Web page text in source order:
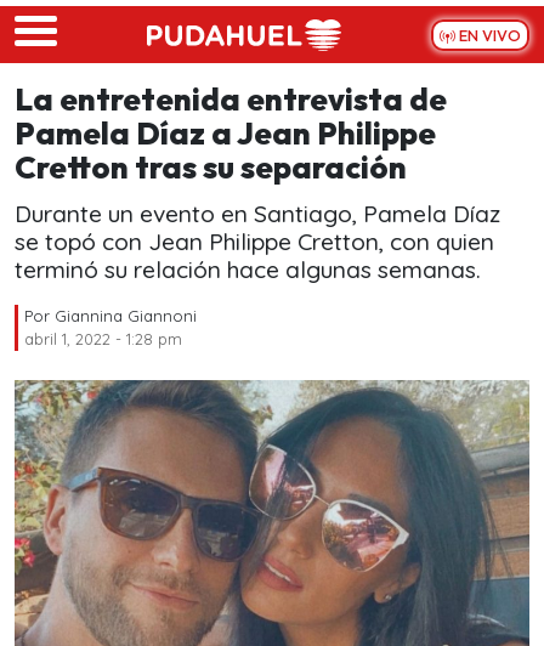
Skip to main content
EN VIVO
La entretenida entrevista de
Pamela Díaz a Jean Philippe
Cretton tras su separación
Durante un evento en Santiago, Pamela Díaz
se topó con Jean Philippe Cretton, con quien
terminó su relación hace algunas semanas.
Por Giannina Giannoni
abril 1, 2022 - 1:28 pm